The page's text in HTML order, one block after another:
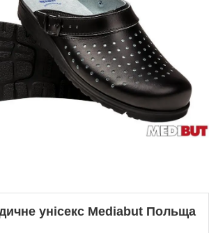
унісекс Mediabut Польща